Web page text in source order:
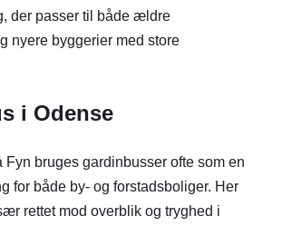
der passer til både ældre
nyere byggerier med store
i Odense
Fyn bruges gardinbusser ofte som en
for både by- og forstadsboliger. Her
rettet mod overblik og tryghed i